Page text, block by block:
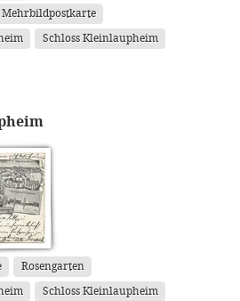
Mehrbildpostkarte
Schloss Kleinlaupheim
Rosengarten
Schloss Kleinlaupheim